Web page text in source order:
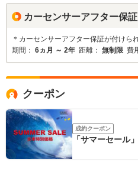
カーセンサーアフター保証
＊カーセンサーアフター保証が付けら
期間： 6ヵ月 ～ 2年 距離： 無制限 費
クーポン
成約クーポン
「サマーセール